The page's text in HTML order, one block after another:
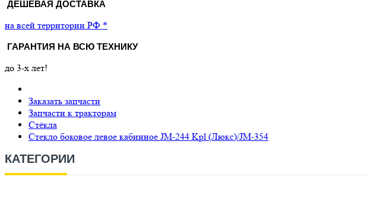
ДЕШЕВАЯ ДОСТАВКА
на всей территории РФ *
ГАРАНТИЯ НА ВСЮ ТЕХНИКУ
до 3-х лет!
Заказать запчасти
Запчасти к тракторам
Стёкла
Стекло боковое левое кабинное JM-244 Kpl (Люкс)/JM-354
КАТЕГОРИИ